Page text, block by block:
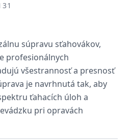
súpravu sťahovákov,
profesionálnych
všestrannosť a presnosť
je navrhnutá tak, aby
ťahacích úloh a
pri opravách